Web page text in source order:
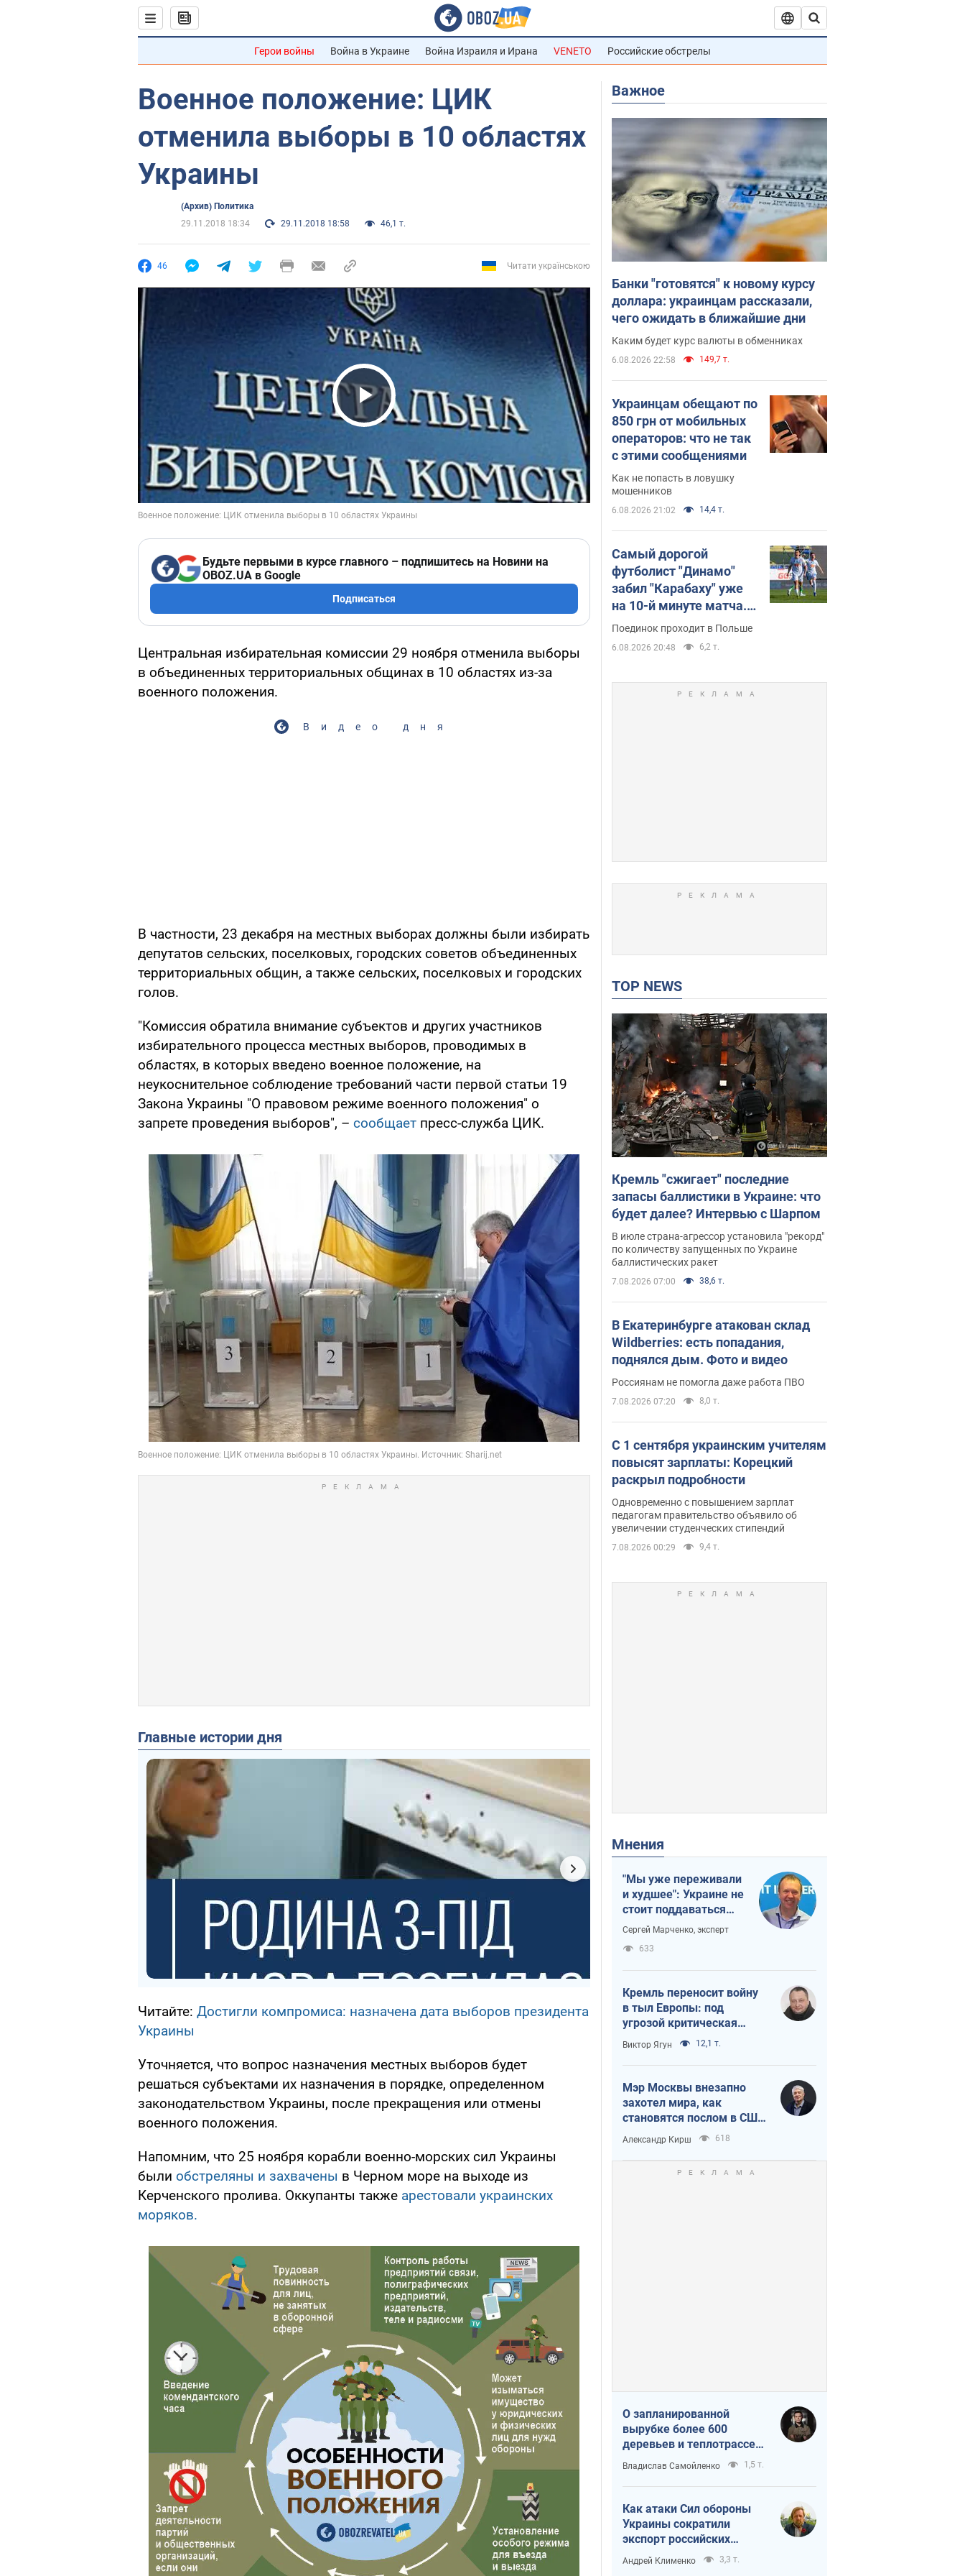
Герои войны Война в Украине Война Израиля и Ирана VENETO Российские обстрелы
Военное положение: ЦИК
отменила выборы в 10 областях
Украины
(Архив) Политика
29.11.2018 18:34
29.11.2018 18:58 46,1 т.
46 Читати українською
Play Video
Будьте первыми в курсе главного – подпишитесь на Новини на
OBOZ.UA в Google
Подписаться
Центральная избирательная комиссии 29 ноября отменила выборы
в объединенных территориальных общинах в 10 областях из-за
военного положения.
Видео дня
В частности, 23 декабря на местных выборах должны были избирать
депутатов сельских, поселковых, городских советов объединенных
территориальных общин, а также сельских, поселковых и городских
голов.
"Комиссия обратила внимание субъектов и других участников
избирательного процесса местных выборов, проводимых в
областях, в которых введено военное положение, на
неукоснительное соблюдение требований части первой статьи 19
Закона Украины "О правовом режиме военного положения" о
запрете проведения выборов", – сообщает пресс-служба ЦИК.
Главные истории дня
Читайте: Достигли компромиса: назначена дата выборов президента
Украины
Уточняется, что вопрос назначения местных выборов будет
решаться субъектами их назначения в порядке, определенном
законодательством Украины, после прекращения или отмены
военного положения.
Напомним, что 25 ноября корабли военно-морских сил Украины
были обстреляны и захвачены в Черном море на выходе из
Керченского пролива. Оккупанты также арестовали украинских
моряков.
Важное
Банки "готовятся" к новому курсу
доллара: украинцам рассказали,
чего ожидать в ближайшие дни
Каким будет курс валюты в обменниках
6.08.2026 22:58 149,7 т.
Украинцам обещают по
850 грн от мобильных
операторов: что не так
с этими сообщениями
Как не попасть в ловушку
мошенников
6.08.2026 21:02 14,4 т.
Самый дорогой
футболист "Динамо"
забил "Карабаху" уже
на 10-й минуте матча.
Видео
Поединок проходит в Польше
6.08.2026 20:48 6,2 т.
TOP NEWS
Кремль "сжигает" последние
запасы баллистики в Украине: что
будет далее? Интервью с Шарпом
В июле страна-агрессор установила "рекорд"
по количеству запущенных по Украине
баллистических ракет
7.08.2026 07:00 38,6 т.
В Екатеринбурге атакован склад
Wildberries: есть попадания,
поднялся дым. Фото и видео
Россиянам не помогла даже работа ПВО
7.08.2026 07:20 8,0 т.
С 1 сентября украинским учителям
повысят зарплаты: Корецкий
раскрыл подробности
Одновременно с повышением зарплат
педагогам правительство объявило об
увеличении студенческих стипендий
7.08.2026 00:29 9,4 т.
Мнения
"Мы уже переживали
и худшее": Украине не
стоит поддаваться
отчаянию из-за
Сергей Марченко, эксперт
633
Кремль переносит войну
в тыл Европы: под
угрозой критическая
логистика
Виктор Ягун 12,1 т.
Мэр Москвы внезапно
захотел мира, как
становятся послом в США
и новые украинские топ-
рейтинги
Александр Кирш 618
О запланированной
вырубке более 600
деревьев и теплотрассе:
что происходит на
Теремках в Киеве
Владислав Самойленко 1,5 т.
Как атаки Сил обороны
Украины сократили
экспорт российских
нефтепродуктов
Андрей Клименко 3,3 т.